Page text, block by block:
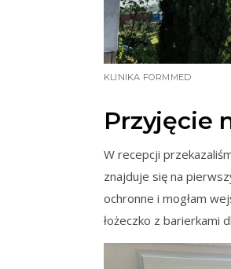
KLINIKA FORMMED
Przyjęcie
W recepcji
znajduje się na
ochronne i mogłam
łożeczko z barierkami